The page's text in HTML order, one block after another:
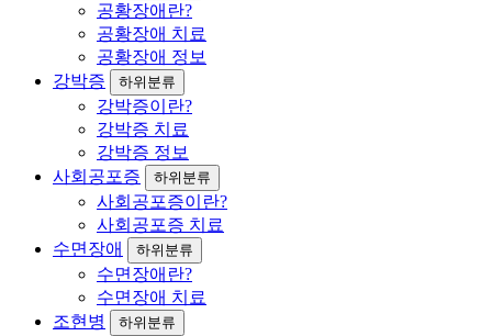
공황장애란?
공황장애 치료
공황장애 정보
강박증
하위분류
강박증이란?
강박증 치료
강박증 정보
사회공포증
하위분류
사회공포증이란?
사회공포증 치료
수면장애
하위분류
수면장애란?
수면장애 치료
조현병
하위분류